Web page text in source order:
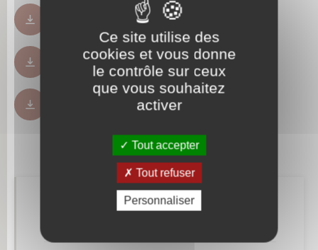
P.V. – 06 avril 2023 954.34 Ko
P.V. – 23 mars 2023 630.17 Ko
P.V. – 26 janvier 2023
Retrouvez aussi
Ce site utilise des
cookies et vous donne
le contrôle sur ceux
que vous souhaitez
activer
Tout accepter
Tout refuser
Personnaliser